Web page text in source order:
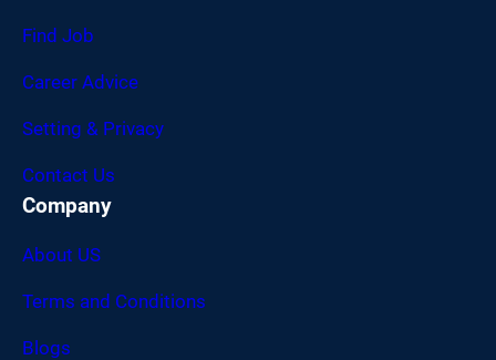
Find Job
Career Advice
Setting & Privacy
Contact Us
Company
About US
Terms and Conditions
Blogs